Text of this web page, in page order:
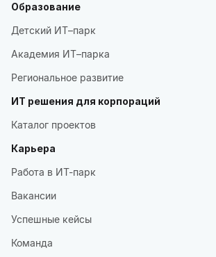
Образование
Детский ИТ–парк
Академия ИТ–парка
Региональное развитие
ИТ решения для корпораций
Каталог проектов
Карьера
Работа в ИТ-парк
Вакансии
Успешные кейсы
Команда